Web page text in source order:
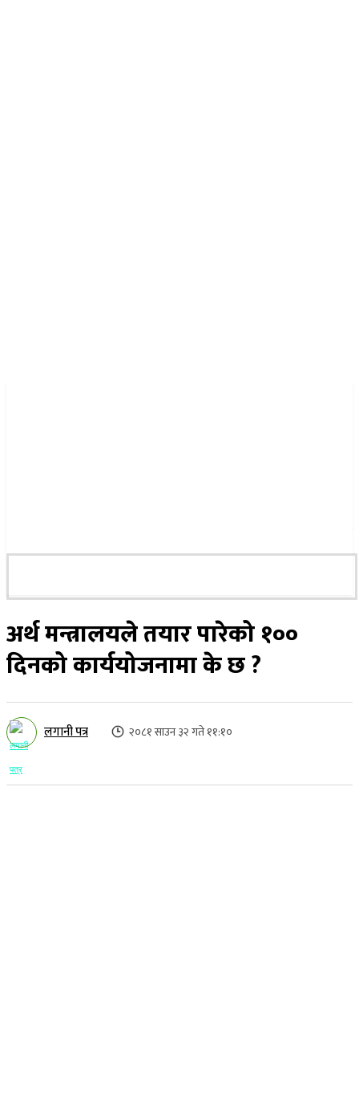
अर्थ मन्त्रालयले तयार पारेको १००
दिनको कार्ययोजनामा के छ ?
लगानी पत्र २०८१ साउन ३२ गते ११:१०